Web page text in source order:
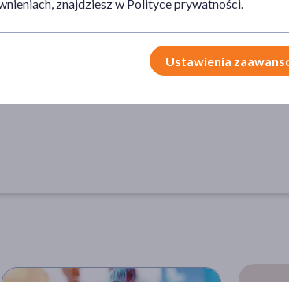
Suplement diety kapsułki
znajdziesz w Polityce prywatności.
Ustawienia